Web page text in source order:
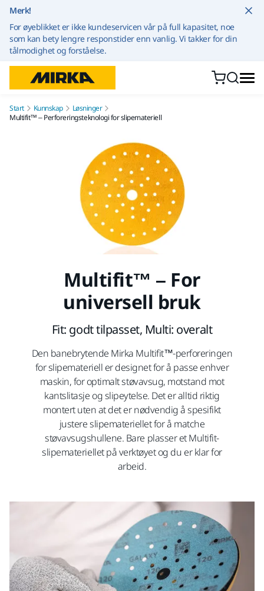
Merk!
For øyeblikket er ikke kundeservicen vår på full kapasitet, noe
som kan bety lengre responstider enn vanlig. Vi takker for din
tålmodighet og forståelse.
Start Kunnskap
Løsninger
Multifit™ – Perforeringsteknologi for slipemateriell
Multifit™ – For
universell bruk
Fit: godt tilpasset, Multi: overalt
Den banebrytende Mirka Multifit™-perforeringen
for slipemateriell er designet for å passe enhver
maskin, for optimalt støvavsug, motstand mot
kantslitasje og slipeytelse. Det er alltid riktig
montert uten at det er nødvendig å spesifikt
justere slipemateriellet for å matche
støvavsugshullene. Bare plasser et Multifit-
slipemateriellet på verktøyet og du er klar for
arbeid.